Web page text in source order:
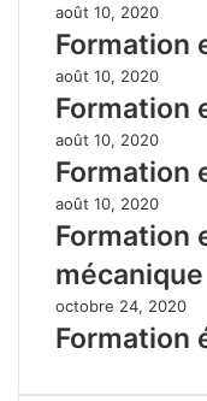
août 10, 2020
Formation
août 10, 2020
Formation
août 10, 2020
Formation
août 10, 2020
Formation
mécanique
octobre 24, 2020
Formation